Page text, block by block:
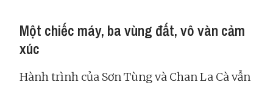
Một chiếc máy, ba vùng đất, vô vàn cảm
xúc
Hành trình của Sơn Tùng và Chan La Cà vẫn